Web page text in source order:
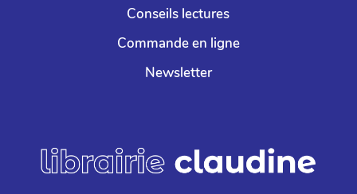
Conseils lectures
Commande en ligne
Newsletter